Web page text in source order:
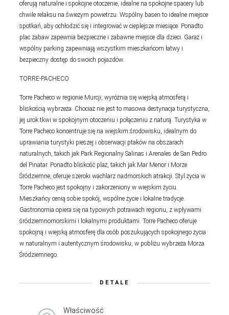
oferują naturalne i spokojne otoczenie, idealne na spokojne spacery lub
chwile relaksu na świeżym powietrzu. Wspólny basen to idealne miejsce
spotkań, aby ochłodzić się i integrować w cieplejsze miesiące. Ponadto
plac zabaw zapewnia bezpieczne i zabawne miejsce dla dzieci. Garaż i
wspólny parking zapewniają wszystkim mieszkańcom łatwy i
bezpieczny dostęp do swoich pojazdów.
TORRE-PACHECO
Torre Pacheco w regionie Murcji, wyróżnia się wiejską atmosferą i
bliskością wybrzeża. Chociaż nie jest to masowa destynacja turystyczna,
jej urok tkwi w spokojnym otoczeniu i połączeniu z naturą. Turystyka w
Torre Pacheco koncentruje się na wiejskim środowisku, idealnym do
uprawiania turystyki pieszej i obserwacji ptaków na obszarach
naturalnych, takich jak Park Regionalny Salinas i Arenales de San Pedro
del Pinatar. Ponadto bliskość plaż, takich jak Mar Menor i Morze
Śródziemne, oferuje szeroki wachlarz nadmorskich atrakcji. Styl życia w
Torre Pacheco jest spokojny i zakorzeniony w wiejskim życiu.
Mieszkańcy cenią sobie spokój, wspólne życie i lokalne tradycje.
Gastronomia opiera się na typowych potrawach regionu, z wpływami
śródziemnomorskimi i lokalnymi produktami. Torre Pacheco oferuje
spokojną i wiejską atmosferę dla osób poszukujących spokojnego życia
w naturalnym i autentycznym środowisku, w pobliżu wybrzeża Morza
Śródziemnego.
DETALE
Właściwość